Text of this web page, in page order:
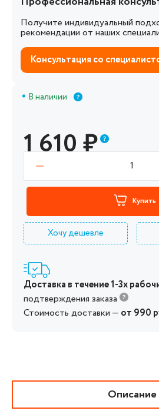
Получите индивидуальный
рекомендации от наших
Консультация со
В наличии
1 610₽
1
Купить
Хочу дешевле
Доставка в течение 1-3х
подтверждения заказа
Стоимость доставки — от 990
Описание